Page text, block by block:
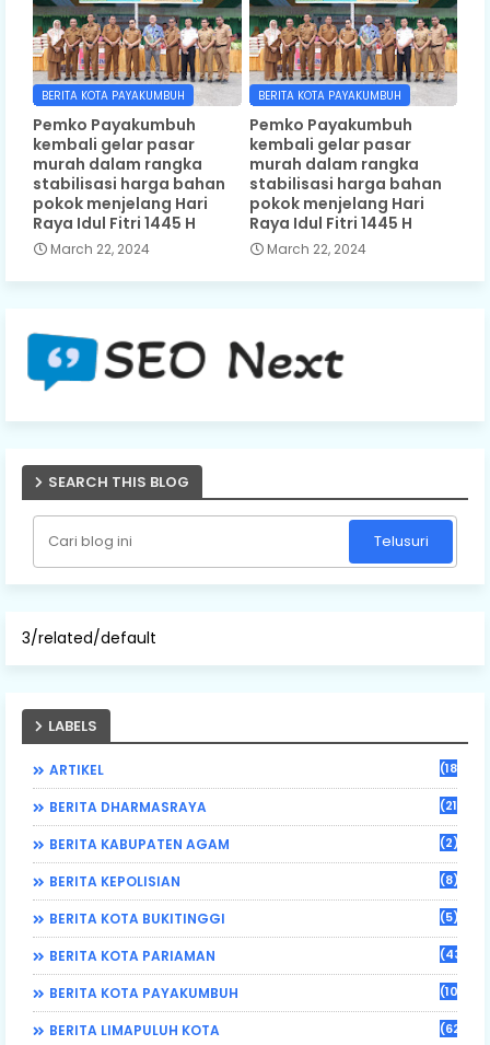
BERITA KOTA PAYAKUMBUH
Pemko Payakumbuh
kembali gelar pasar
murah dalam rangka
stabilisasi harga bahan
pokok menjelang Hari
Raya Idul Fitri 1445 H
March 22, 2024
BERITA KOTA PAYAKUMBUH
Pemko Payakumbuh
kembali gelar pasar
murah dalam rangka
stabilisasi harga bahan
pokok menjelang Hari
Raya Idul Fitri 1445 H
March 22, 2024
SEARCH THIS BLOG
3/related/default
LABELS
ARTIKEL (184)
BERITA DHARMASRAYA (21)
BERITA KABUPATEN AGAM (2)
BERITA KEPOLISIAN (8)
BERITA KOTA BUKITINGGI (5)
BERITA KOTA PARIAMAN (43)
BERITA KOTA PAYAKUMBUH (108)
BERITA LIMAPULUH KOTA (62)